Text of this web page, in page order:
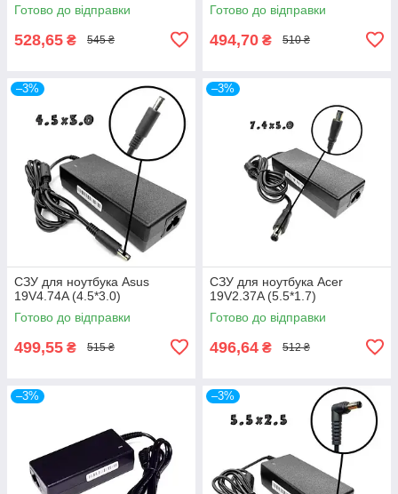
Готово до відправки
528,65 ₴ 545 ₴
Готово до відправки
494,70 ₴ 510 ₴
–3%
СЗУ для ноутбука Asus
19V4.74A (4.5*3.0)
Готово до відправки
499,55 ₴ 515 ₴
–3%
СЗУ для ноутбука Acer
19V2.37A (5.5*1.7)
Готово до відправки
496,64 ₴ 512 ₴
–3% –3%